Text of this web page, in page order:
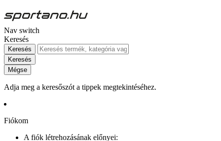
Nav switch
Keresés
Keresés
Keresés
Mégse
Adja meg a keresőszót a tippek megtekintéséhez.
Fiókom
A fiók létrehozásának előnyei: